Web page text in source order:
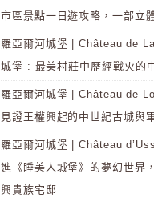
市區景點一日遊攻略，一部立
羅亞爾河城堡 | Château de
城堡 : 最美村莊中歷經戰火的
羅亞爾河城堡 | Château de
見證王權興起的中世紀古城與
羅亞爾河城堡 | Château
進《睡美人城堡》的夢幻世界
興貴族宅邸